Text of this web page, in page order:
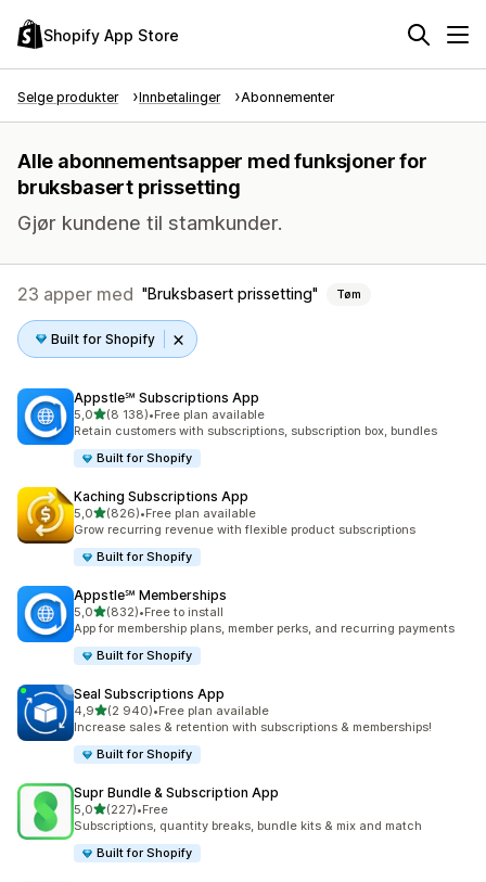
Shopify App Store
Selge produkter Innbetalinger Abonnementer
Alle abonnementsapper med funksjoner for
bruksbasert prissetting
Gjør kundene til stamkunder.
23 apper med Bruksbasert prissetting Tøm
Built for Shopify
Appstle℠ Subscriptions App
5,0av 5 stjerner
(8 138)
Totalt 8138 omtaler
•Free plan available
Retain customers with subscriptions, subscription box, bundles
Built for Shopify
Kaching Subscriptions App
5,0av 5 stjerner
(826)
Totalt 826 omtaler
•Free plan available
Grow recurring revenue with flexible product subscriptions
Built for Shopify
Appstle℠ Memberships
5,0av 5 stjerner
(832)
Totalt 832 omtaler
•Free to install
App for membership plans, member perks, and recurring payments
Built for Shopify
Seal Subscriptions App
4,9av 5 stjerner
(2 940)
Totalt 2940 omtaler
•Free plan available
Increase sales & retention with subscriptions & memberships!
Built for Shopify
Supr Bundle & Subscription App
5,0av 5 stjerner
(227)
Totalt 227 omtaler
•Free
Subscriptions, quantity breaks, bundle kits & mix and match
Built for Shopify